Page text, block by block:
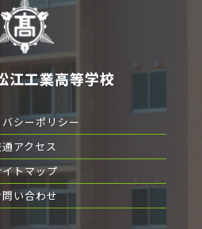
江工業高等学校
シーポリシー
アクセス
トマップ
問い合わせ